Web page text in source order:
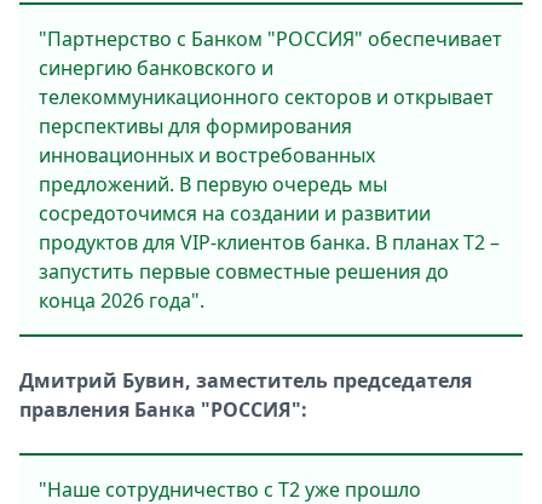
"Партнерство с Банком "РОССИЯ" обеспечивает
синергию банковского и
телекоммуникационного секторов и открывает
перспективы для формирования
инновационных и востребованных
предложений. В первую очередь мы
сосредоточимся на создании и развитии
продуктов для VIP-клиентов банка. В планах Т2 –
запустить первые совместные решения до
конца 2026 года".
Дмитрий Бувин, заместитель председателя
правления Банка "РОССИЯ":
"Наше сотрудничество с Т2 уже прошло